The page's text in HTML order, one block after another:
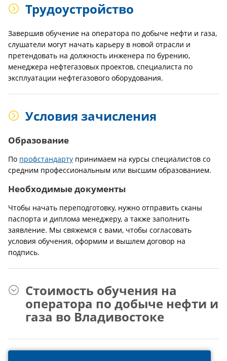
Трудоустройство
Завершив обучение на оператора по добыче нефти и газа,
слушатели могут начать карьеру в новой отрасли и
претендовать на должность инженера по бурению,
менеджера нефтегазовых проектов, специалиста по
эксплуатации нефтегазового оборудования.
Условия зачисления
Образование
По профстандарту принимаем на курсы специалистов со
средним профессиональным или высшим образованием.
Необходимые документы
Чтобы начать переподготовку, нужно отправить сканы
паспорта и диплома менеджеру, а также заполнить
заявление. Мы свяжемся с вами, чтобы согласовать
условия обучения, оформим и вышлем договор на
подпись.
Стоимость обучения на
оператора по добыче нефти и
газа во Владивостоке